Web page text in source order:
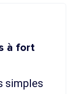
à fort
simples